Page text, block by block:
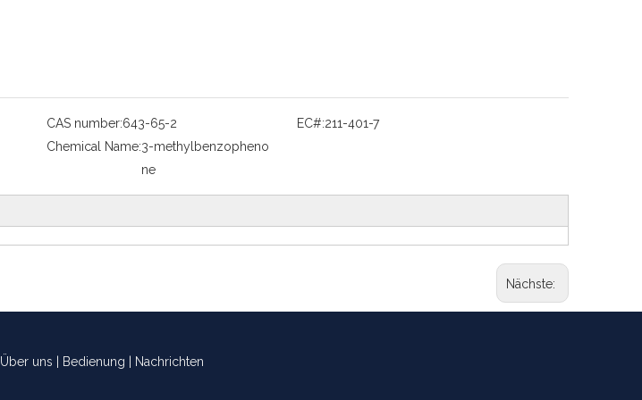
CAS number:643-65-2 EC#:211-401-7
Chemical Name:3-methylbenzopheno
ne
Nächste:
Über uns Bedienung Nachrichten